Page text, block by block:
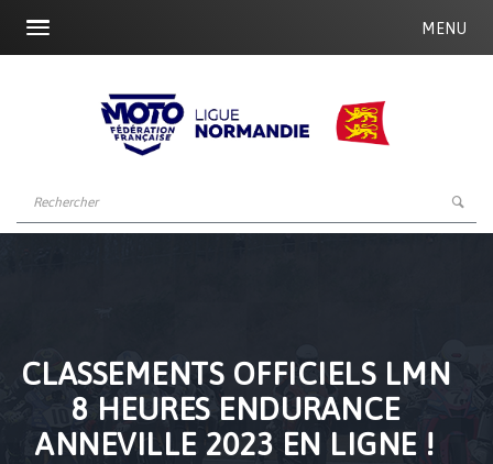
MENU
CLASSEMENTS OFFICIELS LMN
8 HEURES ENDURANCE
ANNEVILLE 2023 EN LIGNE !